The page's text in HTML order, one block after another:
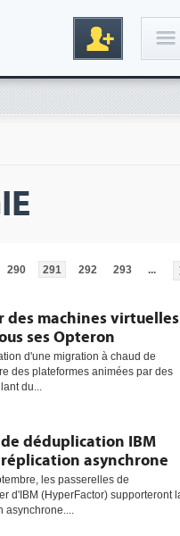
gratuite
290 291 292 293 ...
des machines virtuelles
ses Opteron
d'une migration à chaud de
des plateformes animées par des
du...
déduplication IBM
asynchrone
les passerelles de
d'IBM (HyperFactor) supporteront